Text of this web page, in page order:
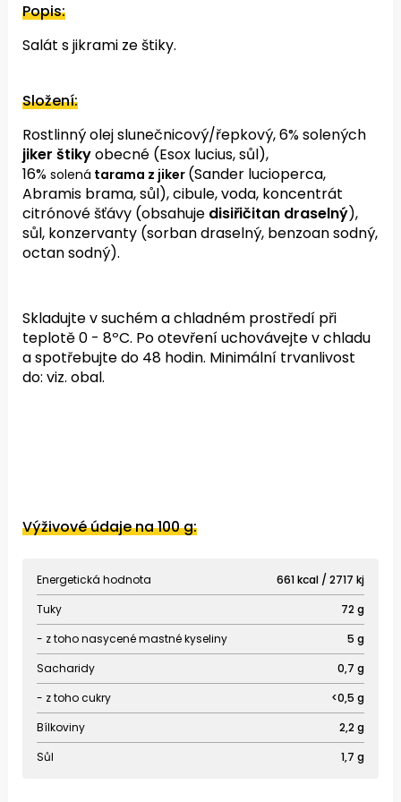
Popis:
Salát s jikrami ze štiky.
Složení:
Rostlinný olej slunečnicový/řepkový,6% solených
jiker štikyobecné (Esox lucius, sůl),
16% solená tarama z jiker (Sander lucioperca,
Abramis brama, sůl), cibule, voda, koncentrát
citrónové šťávy (obsahuje disiřičitan draselný),
sůl, konzervanty (sorban draselný, benzoan sodný,
octan sodný).
Skladujte v suchém a chladném prostředí při
teplotě 0 - 8ºC. Po otevření uchovávejte v chladu
a spotřebujte do 48 hodin. Minimální trvanlivost
do: viz. obal.
Výživové údaje na 100 g:
Energetická hodnota
661 kcal / 2717 kj
Tuky
72 g
- z toho nasycené mastné kyseliny
5 g
Sacharidy
0,7 g
- z toho cukry
<0,5 g
Bílkoviny
2,2 g
Sůl
1,7 g